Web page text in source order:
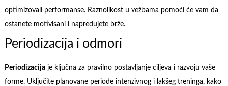
optimizovali performanse. Raznolikost u vežbama pomoći će vam da
ostanete motivisani i napredujete brže.
Periodizacija i odmori
Periodizacijaje ključna za pravilno postavljanje ciljeva i razvoju vaše
forme. Uključite planovane periode intenzivnog i lakšeg treninga, kako